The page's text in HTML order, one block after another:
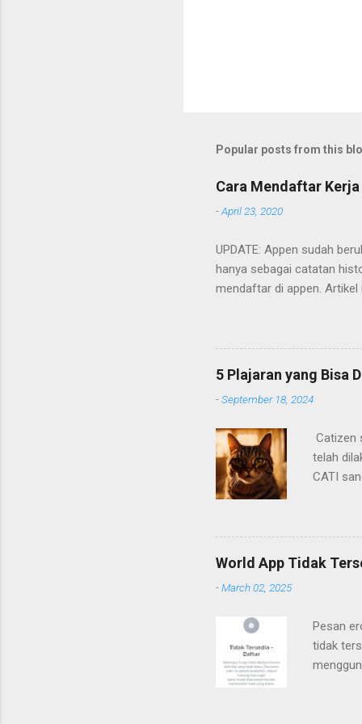
Popular posts from this
Cara Mendaftar
-April 23, 2020
UPDATE: Appen sudah
hanya sebagai catatan
mendaftar di appen.
5 Plajaran yang Bisa
-September 18, 2024
Catizen
telah
CATI
airdrop
World App Tidak
-March 02, 2025
Pesan
tidak